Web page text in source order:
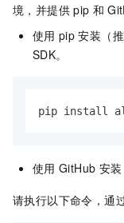
境，并提供 pip 和
使用 pip 安装（
SDK。
pip install
使用 GitHub 安
请执行以下命令，通